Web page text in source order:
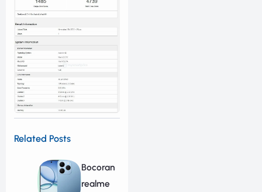
Related Posts
Bocoran
realme